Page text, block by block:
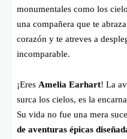
monumentales como los
una compañera que te
corazón y te atreves a
incomparable.
¡Eres Amelia Earhart! La
surca los cielos, es la
Su vida no fue una mera
de aventuras épicas